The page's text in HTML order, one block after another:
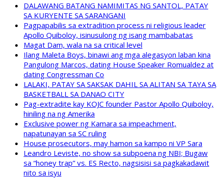
DALAWANG BATANG NAMIMITAS NG SANTOL, PATAY
SA KURYENTE SA SARANGANI
Pagpapabilis sa extradition process ni religious leader
Apollo Quiboloy, isinusulong ng isang mambabatas
Magat Dam, wala na sa critical level
Ilang Maleta Boys, binawi ang mga alegasyon laban kina
Pangulong Marcos, dating House Speaker Romualdez at
dating Congressman Co
LALAKI, PATAY SA SAKSAK DAHIL SA ALITAN SA TAYA SA
BASKETBALL SA DANAO CITY
Pag-extradite kay KOJC founder Pastor Apollo Quiboloy,
hiniling na ng Amerika
Exclusive power ng Kamara sa impeachment,
napatunayan sa SC ruling
House prosecutors, may hamon sa kampo ni VP Sara
Leandro Leviste, no show sa subpoena ng NBI; Bugaw
sa “honey trap” vs. ES Recto, nagsisisi sa pagkakadawit
nito sa isyu